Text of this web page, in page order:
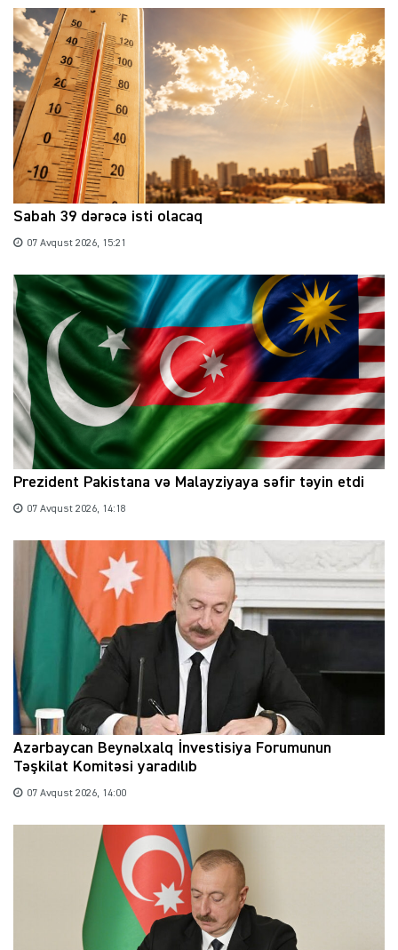
Sabah 39 dərəcə isti olacaq
07 Avqust 2026, 15:21
Prezident Pakistana və Malayziyaya səfir təyin etdi
07 Avqust 2026, 14:18
Azərbaycan Beynəlxalq İnvestisiya Forumunun
Təşkilat Komitəsi yaradılıb
07 Avqust 2026, 14:00